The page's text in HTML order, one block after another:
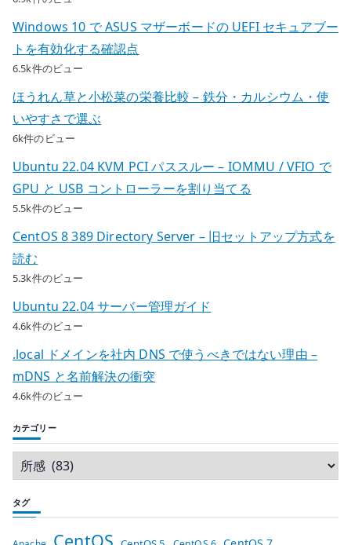
Windows 10 で ASUS マザーボードの UEFI セキュアブー
トを有効化する確認点
6.5k件のビュー
ほうれん草と小松菜の栄養比較 – 鉄分・カルシウム・使
いやすさで選ぶ
6k件のビュー
Ubuntu 22.04 KVM PCI パススルー – IOMMU / VFIO で
GPU と USB コントローラーを割り当てる
5.5k件のビュー
CentOS 8 389 Directory Server – 旧セットアップ方式を
読む
5.3k件のビュー
Ubuntu 22.04 サーバー管理ガイド
4.6k件のビュー
.local ドメインを社内 DNS で使うべきではない理由 –
mDNS と名前解決の衝突
4.6k件のビュー
カテゴリー
タグ